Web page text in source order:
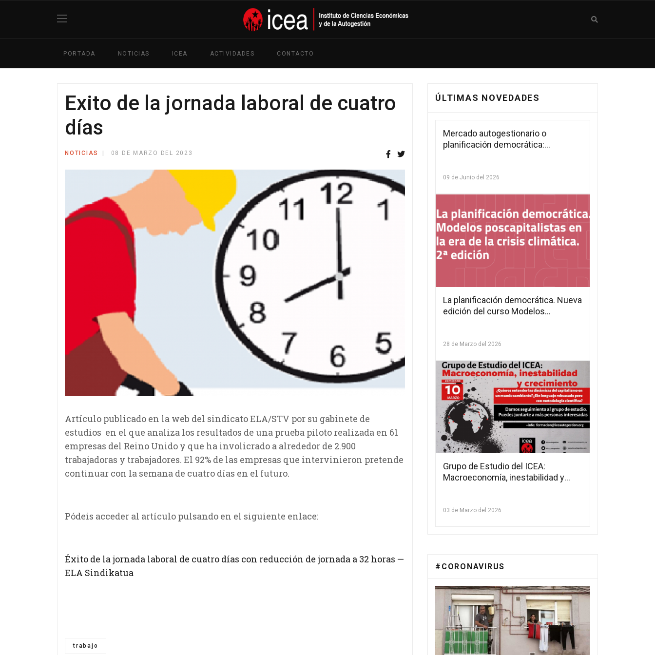
PORTADA NOTICIAS ICEA ACTIVIDADES CONTACTO
Exito de la jornada laboral de cuatro
días
NOTICIAS 08 DE MARZO DEL 2023
Artículo publicado en la web del sindicato ELA/STV por su gabinete de
estudios en el que analiza los resultados de una prueba piloto realizada en 61
empresas del Reino Unido y que ha involicrado a alrededor de 2.900
trabajadoras y trabajadores. El 92% de las empresas que intervinieron pretende
continuar con la semana de cuatro días en el futuro.
Pódeis acceder al artículo pulsando en el siguiente enlace:
Éxito de la jornada laboral de cuatro días con reducción de jornada a 32 horas —
ELA Sindikatua
trabajo
ÚLTIMAS NOVEDADES
Mercado autogestionario o
planificación democrática:
09 de Junio del 2026
La planificación democrática. Nueva
edición del curso Modelos
28 de Marzo del 2026
Grupo de Estudio del ICEA:
Macroeconomía, inestabilidad y
03 de Marzo del 2026
#CORONAVIRUS